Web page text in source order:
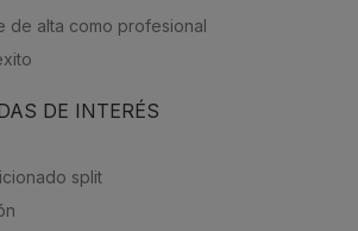
de alta como profesional
DE INTERÉS
split